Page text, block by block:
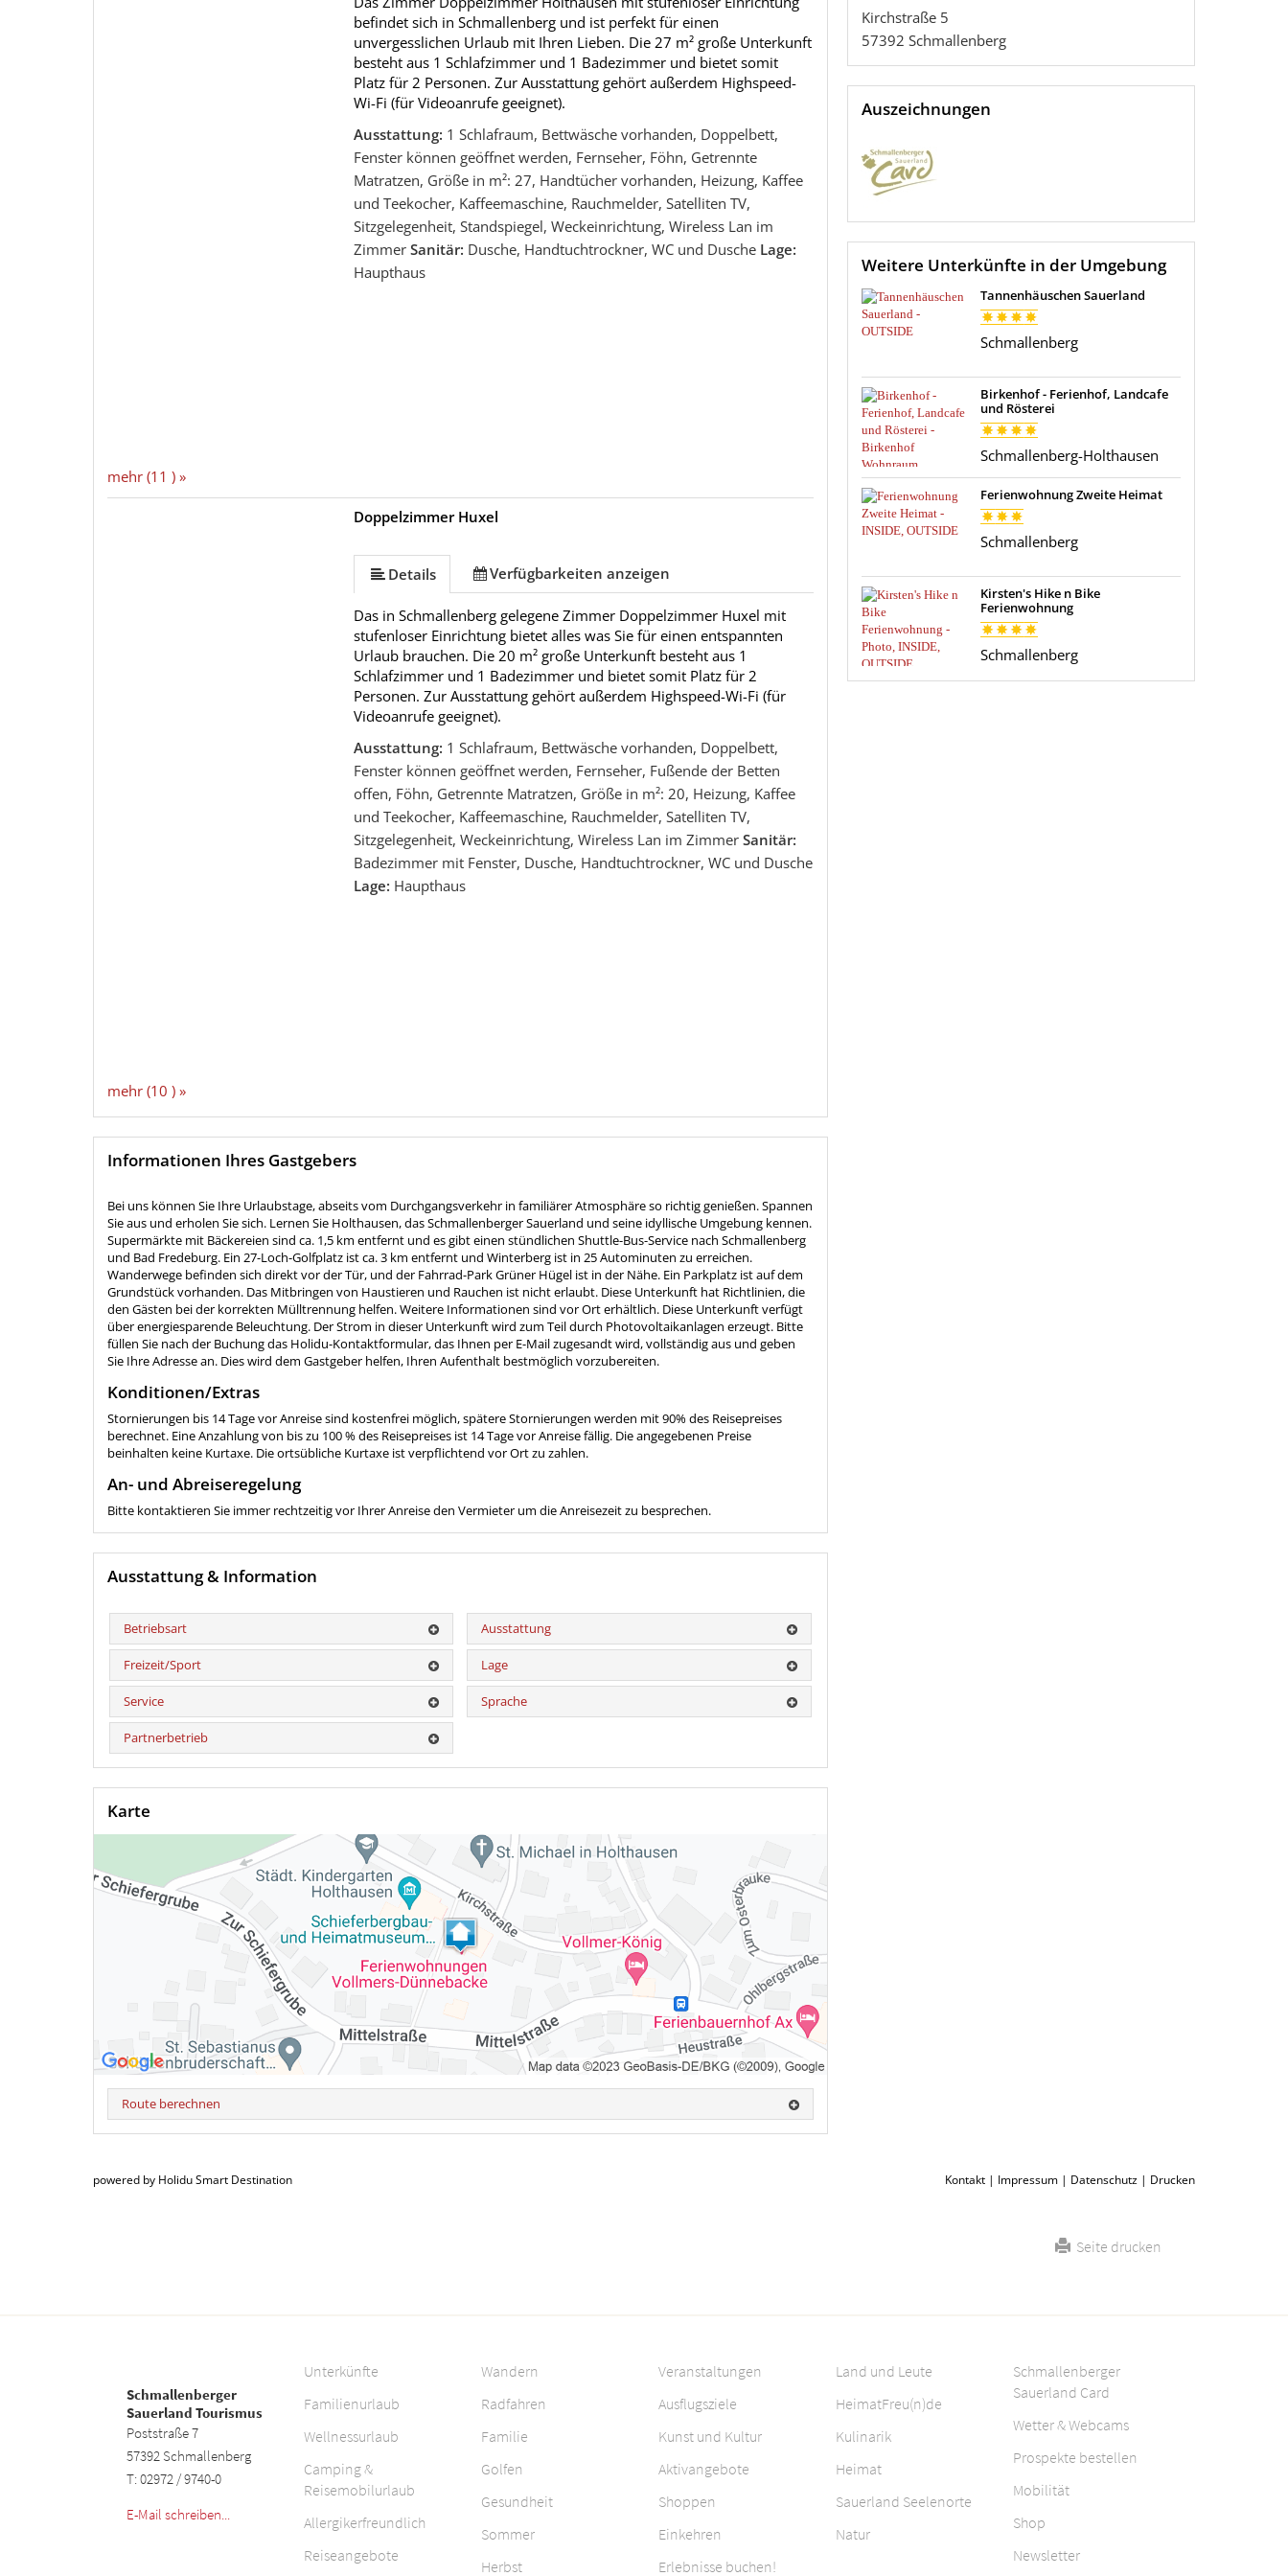
mehr (11 ) »
befindet sich in Schmallenberg und ist perfekt für einen
unvergesslichen Urlaub mit Ihren Lieben. Die 27 m² große Unterkunft
besteht aus 1 Schlafzimmer und 1 Badezimmer und bietet somit
Platz für 2 Personen. Zur Ausstattung gehört außerdem Highspeed-
Wi-Fi (für Videoanrufe geeignet).
Ausstattung: 1 Schlafraum, Bettwäsche vorhanden, Doppelbett,
Fenster können geöffnet werden, Fernseher, Föhn, Getrennte
Matratzen, Größe in m²: 27, Handtücher vorhanden, Heizung, Kaffee
und Teekocher, Kaffeemaschine, Rauchmelder, Satelliten TV,
Sitzgelegenheit, Standspiegel, Weckeinrichtung, Wireless Lan im
Zimmer Sanitär: Dusche, Handtuchtrockner, WC und Dusche Lage:
Haupthaus
mehr (10 ) »
Doppelzimmer Huxel
Details Verfügbarkeiten anzeigen
Das in Schmallenberg gelegene Zimmer Doppelzimmer Huxel mit
stufenloser Einrichtung bietet alles was Sie für einen entspannten
Urlaub brauchen. Die 20 m² große Unterkunft besteht aus 1
Schlafzimmer und 1 Badezimmer und bietet somit Platz für 2
Personen. Zur Ausstattung gehört außerdem Highspeed-Wi-Fi (für
Videoanrufe geeignet).
Ausstattung: 1 Schlafraum, Bettwäsche vorhanden, Doppelbett,
Fenster können geöffnet werden, Fernseher, Fußende der Betten
offen, Föhn, Getrennte Matratzen, Größe in m²: 20, Heizung, Kaffee
und Teekocher, Kaffeemaschine, Rauchmelder, Satelliten TV,
Sitzgelegenheit, Weckeinrichtung, Wireless Lan im Zimmer Sanitär:
Badezimmer mit Fenster, Dusche, Handtuchtrockner, WC und Dusche
Lage: Haupthaus
Informationen Ihres Gastgebers
Bei uns können Sie Ihre Urlaubstage, abseits vom Durchgangsverkehr in familiärer Atmosphäre so richtig genießen. Spannen
Sie aus und erholen Sie sich. Lernen Sie Holthausen, das Schmallenberger Sauerland und seine idyllische Umgebung kennen.
Supermärkte mit Bäckereien sind ca. 1,5 km entfernt und es gibt einen stündlichen Shuttle-Bus-Service nach Schmallenberg
und Bad Fredeburg. Ein 27-Loch-Golfplatz ist ca. 3 km entfernt und Winterberg ist in 25 Autominuten zu erreichen.
Wanderwege befinden sich direkt vor der Tür, und der Fahrrad-Park Grüner Hügel ist in der Nähe. Ein Parkplatz ist auf dem
Grundstück vorhanden. Das Mitbringen von Haustieren und Rauchen ist nicht erlaubt. Diese Unterkunft hat Richtlinien, die
den Gästen bei der korrekten Mülltrennung helfen. Weitere Informationen sind vor Ort erhältlich. Diese Unterkunft verfügt
über energiesparende Beleuchtung. Der Strom in dieser Unterkunft wird zum Teil durch Photovoltaikanlagen erzeugt. Bitte
füllen Sie nach der Buchung das Holidu-Kontaktformular, das Ihnen per E-Mail zugesandt wird, vollständig aus und geben
Sie Ihre Adresse an. Dies wird dem Gastgeber helfen, Ihren Aufenthalt bestmöglich vorzubereiten.
Konditionen/Extras
Stornierungen bis 14 Tage vor Anreise sind kostenfrei möglich, spätere Stornierungen werden mit 90% des Reisepreises
berechnet. Eine Anzahlung von bis zu 100 % des Reisepreises ist 14 Tage vor Anreise fällig. Die angegebenen Preise
beinhalten keine Kurtaxe. Die ortsübliche Kurtaxe ist verpflichtend vor Ort zu zahlen.
An- und Abreiseregelung
Bitte kontaktieren Sie immer rechtzeitig vor Ihrer Anreise den Vermieter um die Anreisezeit zu besprechen.
Ausstattung & Information
Betriebsart Ausstattung
Freizeit/Sport Lage
Service Sprache
Partnerbetrieb
Karte
Route berechnen
Kirchstraße 5
57392 Schmallenberg
Auszeichnungen
Weitere Unterkünfte in der Umgebung
Tannenhäuschen Sauerland
Schmallenberg
Birkenhof - Ferienhof, Landcafe
und Rösterei
Schmallenberg-Holthausen
Ferienwohnung Zweite Heimat
Schmallenberg
Kirsten's Hike n Bike
Ferienwohnung
Schmallenberg
Kontakt | Impressum | Datenschutz | Drucken
powered by Holidu Smart Destination
Seite drucken
Schmallenberger
Sauerland Tourismus
Poststraße 7
57392 Schmallenberg
T: 02972 / 9740-0
E-Mail schreiben...
Unterkünfte
Familienurlaub
Wellnessurlaub
Camping &
Reisemobilurlaub
Allergikerfreundlich
Reiseangebote
Wandern
Radfahren
Familie
Golfen
Gesundheit
Sommer
Herbst
Veranstaltungen
Ausflugsziele
Kunst und Kultur
Aktivangebote
Shoppen
Einkehren
Erlebnisse buchen!
Land und Leute
HeimatFreu(n)de
Kulinarik
Heimat
Sauerland Seelenorte
Natur
Schmallenberger
Sauerland Card
Wetter & Webcams
Prospekte bestellen
Mobilität
Shop
Newsletter